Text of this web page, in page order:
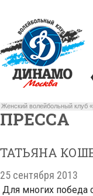
Женский волейбольный клуб
ПРЕССА
ТАТЬЯНА
25 сентября 2013
Для многих победа